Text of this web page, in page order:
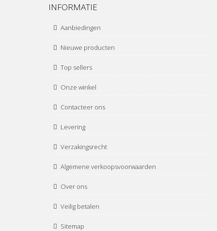
INFORMATIE
Aanbiedingen
Nieuwe producten
Top sellers
Onze winkel
Contacteer ons
Levering
Verzakingsrecht
Algemene verkoopsvoorwaarden
Over ons
Veilig betalen
Sitemap